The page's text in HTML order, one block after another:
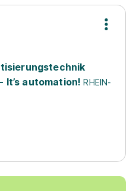
It’s automation! RHEIN-